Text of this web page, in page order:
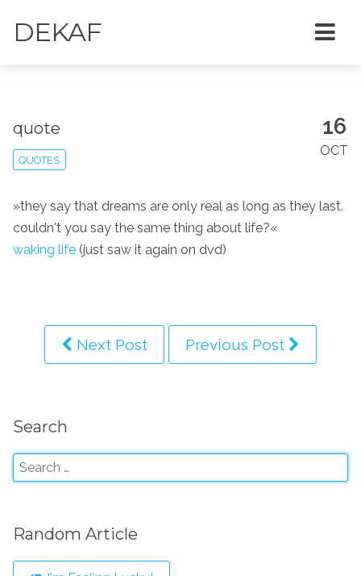
DEKAF
16
OCT
quote
QUOTES
»they say that dreams are only real as long as they last.
couldn't you say the same thing about life?«
waking life (just saw it again on dvd)
Next Post Previous Post
Search
Random Article